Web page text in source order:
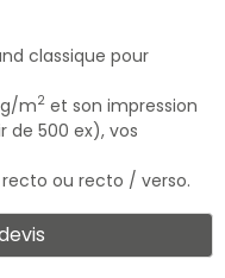
classique pour
m2 et son impression
500 ex), vos
ou recto / verso.